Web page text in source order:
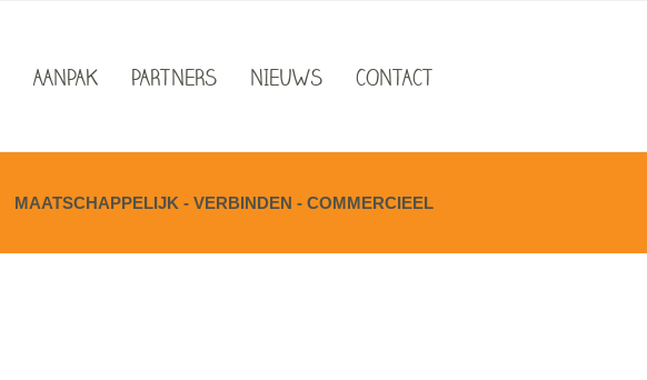
AANPAK PARTNERS NIEUWS CONTACT
MAATSCHAPPELIJK - VERBINDEN - COMMERCIEEL